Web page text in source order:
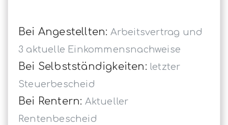
Bei Angestellten: Arbeitsvertrag und
3 aktuelle Einkommensnachweise
Bei Selbstständigkeiten: letzter
Steuerbescheid
Bei Rentern: Aktueller
Rentenbescheid